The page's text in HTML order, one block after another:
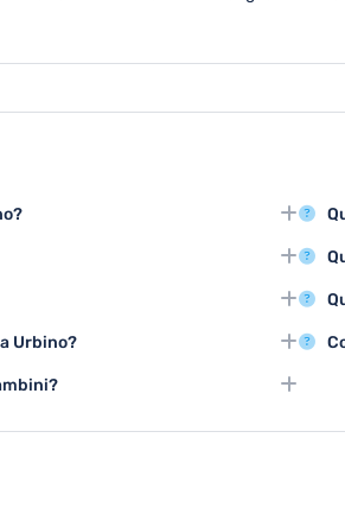
e il centro storico
e architettonici della città.
visitare Urbino, con temperature
e partecipare a tour guidati
Urbino?
escursioni nei dintorni collinari e